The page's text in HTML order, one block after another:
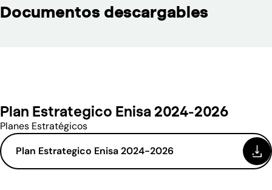
Documentos descargables
Plan Estrategico Enisa 2024-2026
Planes Estratégicos
Plan Estrategico Enisa 2024-2026
(se abre en una nueva ventana)